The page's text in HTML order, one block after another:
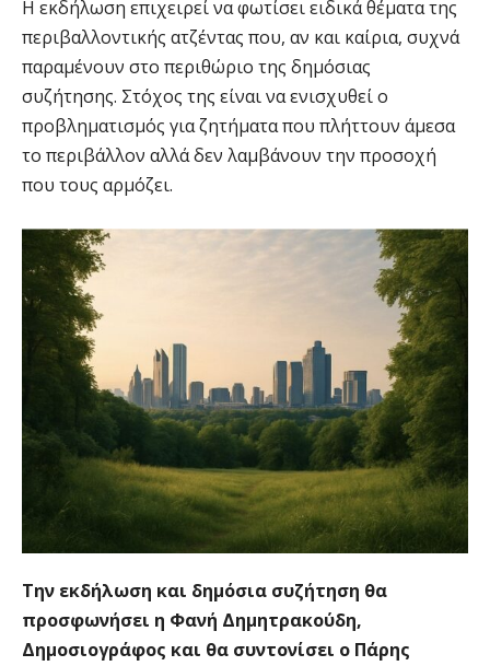
Η εκδήλωση επιχειρεί να φωτίσει ειδικά θέματα της
περιβαλλοντικής ατζέντας που, αν και καίρια, συχνά
παραμένουν στο περιθώριο της δημόσιας
συζήτησης. Στόχος της είναι να ενισχυθεί ο
προβληματισμός για ζητήματα που πλήττουν άμεσα
το περιβάλλον αλλά δεν λαμβάνουν την προσοχή
που τους αρμόζει.
Την εκδήλωση και δημόσια συζήτηση θα
προσφωνήσει η Φανή Δημητρακούδη,
Δημοσιογράφος και θα συντονίσει ο Πάρης